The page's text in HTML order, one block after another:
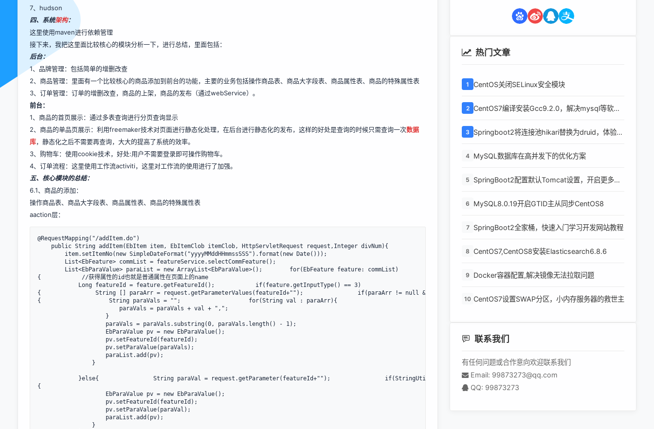
7、hudson
四、系统架构：
这里使用maven进行依赖管理
接下来，我把这里面比较核心的模块分析一下，进行总结，里面包括：
后台：
1、品牌管理：包括简单的增删改查
2、商品管理：里面有一个比较核心的商品添加到前台的功能，主要的业务包括操作商品表、商品大字段表、商品属性表、商品的特殊属性表
3、订单管理：订单的增删改查，商品的上架，商品的发布（通过webService）。
前台：
1、商品的首页展示：通过多表查询进行分页查询显示
2、商品的单品页展示：利用freemaker技术对页面进行静态化处理，在后台进行静态化的发布，这样的好处是查询的时候只需查询一次数据
库，静态化之后不需要再查询，大大的提高了系统的效率。
3、购物车：使用cookie技术，好处:用户不需要登录即可操作购物车。
4、订单流程：这里使用工作流activiti，这里对工作流的使用进行了加强。
五、核心模块的总结：
6.1、商品的添加：
操作商品表、商品大字段表、商品属性表、商品的特殊属性表
aaction层：
@RequestMapping("/addItem.do")
public String addItem(EbItem item, EbItemClob itemClob, HttpServletRequest request,Integer divNum){
item.setItemNo(new SimpleDateFormat("yyyyMMddHHmmssSSS").format(new Date()));
List<EbFeature> commList = featureService.selectCommFeature();
List<EbParaValue> paraList = new ArrayList<EbParaValue>();        for(EbFeature feature: commList)
{            //获得属性的id也就是普通属性在页面上的name
Long featureId = feature.getFeatureId();            if(feature.getInputType() == 3)
{                String [] paraArr = request.getParameterValues(featureId+"");                if(paraArr != null && paraArr.length > 0)
{                    String paraVals = "";                    for(String val : paraArr){
paraVals = paraVals + val + ",";
}
paraVals = paraVals.substring(0, paraVals.length() - 1);
EbParaValue pv = new EbParaValue();
pv.setFeatureId(featureId);
pv.setParaValue(paraVals);
paraList.add(pv);
}
}else{                String paraVal = request.getParameter(featureId+"");                if(StringUtils.isNotBlank(paraVal))
{
EbParaValue pv = new EbParaValue();
pv.setFeatureId(featureId);
pv.setParaValue(paraVal);
paraList.add(pv);
}
热门文章
1 CentOS关闭SELinux安全模块
2
CentOS7编译安装Gcc9.2.0，解决mysql等软件
3
Springboot2将连接池hikari替换为druid，体验最
4 MySQL数据库在高并发下的优化方案
5
SpringBoot2配置默认Tomcat设置，开启更多高
6 MySQL8.0.19开启GTID主从同步CentOS8
7 SpringBoot2全家桶，快速入门学习开发网站教程
8 CentOS7,CentOS8安装Elasticsearch6.8.6
9 Docker容器配置,解决镜像无法拉取问题
10 CentOS7设置SWAP分区，小内存服务器的救世主
联系我们
有任何问题或合作意向欢迎联系我们
Email: 99873273@qq.com
QQ: 99873273